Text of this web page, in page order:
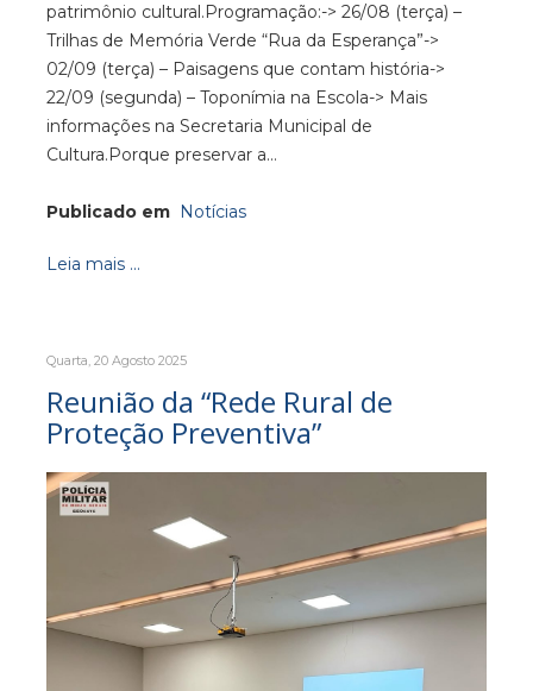
patrimônio cultural.Programação:-> 26/08 (terça) –
Trilhas de Memória Verde “Rua da Esperança”->
02/09 (terça) – Paisagens que contam história->
22/09 (segunda) – Toponímia na Escola-> Mais
informações na Secretaria Municipal de
Cultura.Porque preservar a…
Publicado em Notícias
Leia mais ...
Quarta, 20 Agosto 2025
Reunião da “Rede Rural de
Proteção Preventiva”